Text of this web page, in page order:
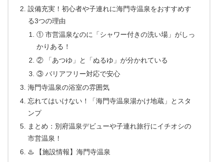
設備充実！初心者や子連れに海門寺温泉をおすすめす
る3つの理由
① 市営温泉なのに「シャワー付きの洗い場」がしっ
かりある！
② 「あつゆ」と「ぬるゆ」が分かれている
③ バリアフリー対応で安心
海門寺温泉の浴室の雰囲気
忘れてはいけない！「海門寺温泉湯かけ地蔵」とスタ
ンプ
まとめ：別府温泉デビューや子連れ旅行にイチオシの
市営温泉！
♨️ 【施設情報】海門寺温泉